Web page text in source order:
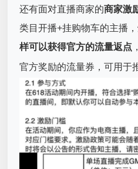
还有面对直播商家的商家激
类目开播+挂购物车的主播，
样可以获得官方的流量返点
官方奖励的流量券，可用于